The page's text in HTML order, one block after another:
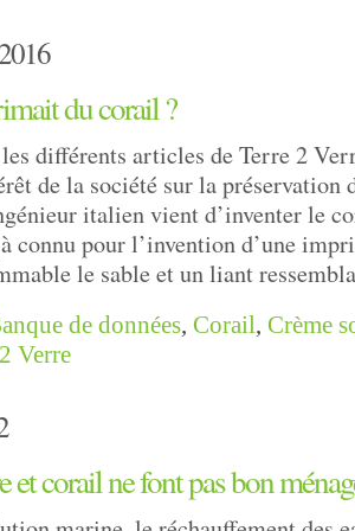
du corail ?
différents articles de Terre 2
de la société sur la préservation
italien vient d’inventer le
connu pour l’invention d’une
le sable et un liant
de données, Corail, Crème
Verre
et corail ne font pas bon